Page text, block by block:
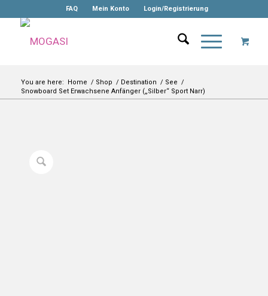
FAQ Mein Konto Login/Registrierung
You are here: Home / Shop / Destination / See /
Snowboard Set Erwachsene Anfänger („Silber“ Sport Narr)